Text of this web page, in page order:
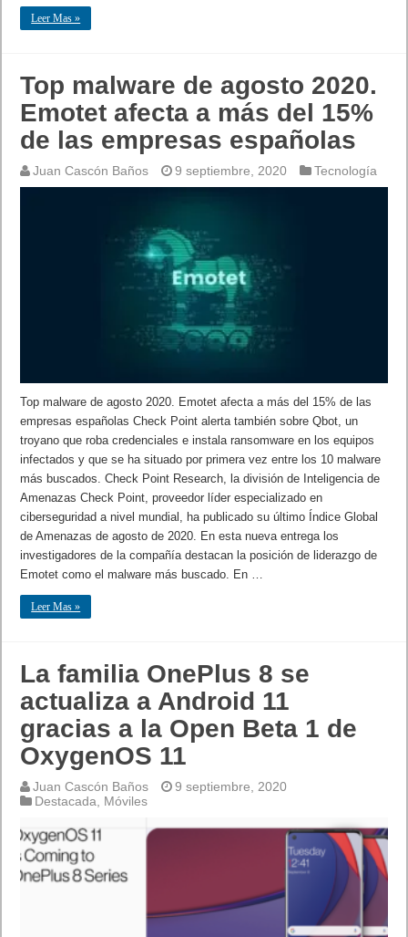
Leer Mas »
Top malware de agosto 2020.
Emotet afecta a más del 15%
de las empresas españolas
Juan Cascón Baños 9 septiembre, 2020 Tecnología
Top malware de agosto 2020. Emotet afecta a más del 15% de las
empresas españolas Check Point alerta también sobre Qbot, un
troyano que roba credenciales e instala ransomware en los equipos
infectados y que se ha situado por primera vez entre los 10 malware
más buscados. Check Point Research, la división de Inteligencia de
Amenazas Check Point, proveedor líder especializado en
ciberseguridad a nivel mundial, ha publicado su último Índice Global
de Amenazas de agosto de 2020. En esta nueva entrega los
investigadores de la compañía destacan la posición de liderazgo de
Emotet como el malware más buscado. En …
Leer Mas »
La familia OnePlus 8 se
actualiza a Android 11
gracias a la Open Beta 1 de
OxygenOS 11
Juan Cascón Baños
9 septiembre, 2020
Destacada
Móviles